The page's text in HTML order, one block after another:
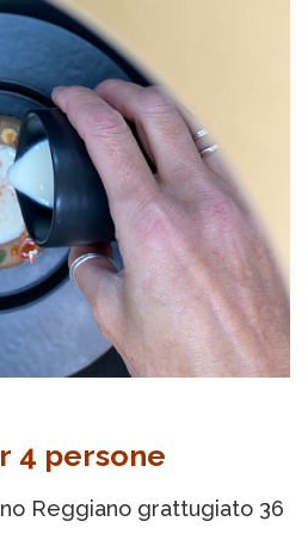
4 persone
Reggiano grattugiato 36